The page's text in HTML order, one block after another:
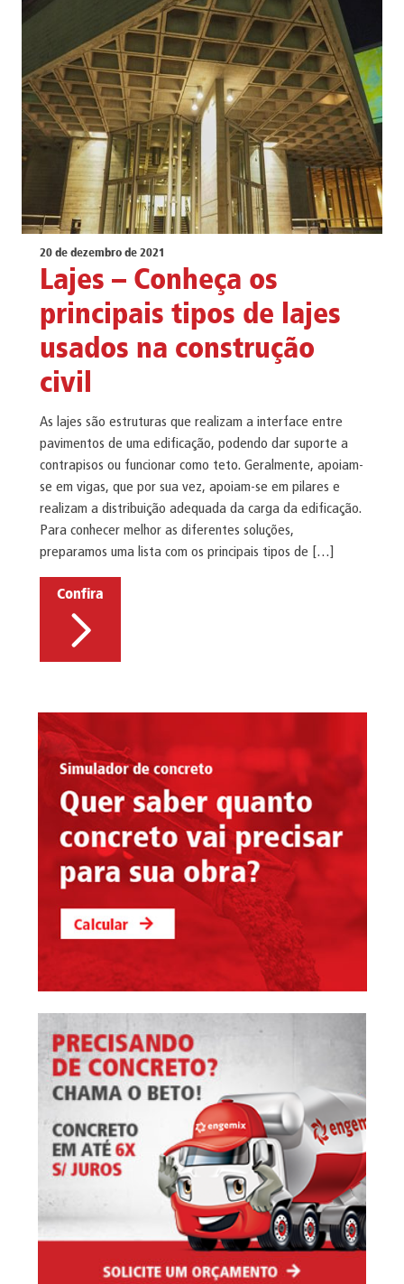
20 de dezembro de 2021
Lajes – Conheça os
principais tipos de lajes
usados na construção
civil
As lajes são estruturas que realizam a interface entre
pavimentos de uma edificação, podendo dar suporte a
contrapisos ou funcionar como teto. Geralmente, apoiam-
se em vigas, que por sua vez, apoiam-se em pilares e
realizam a distribuição adequada da carga da edificação.
Para conhecer melhor as diferentes soluções,
preparamos uma lista com os principais tipos de […]
Confira